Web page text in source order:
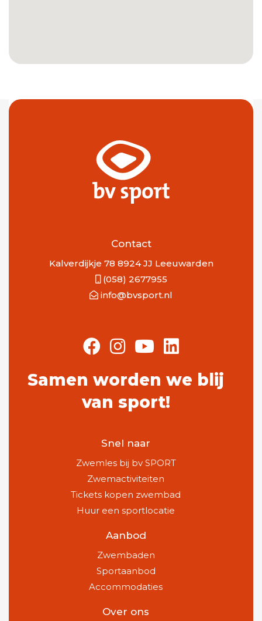
Contact
Kalverdijkje 78 8924 JJ Leeuwarden
(058) 2677955
info@bvsport.nl
Samen worden we blij
van sport!
Snel naar
Zwemles bij bv SPORT
Zwemactiviteiten
Tickets kopen zwembad
Huur een sportlocatie
Aanbod
Zwembaden
Sportaanbod
Accommodaties
Over ons